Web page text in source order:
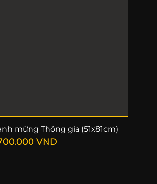
mừng Thông gia (51x81cm)
VND